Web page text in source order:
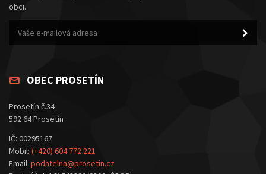
obci.
OBEC PROSETÍN
Prosetín č.34
592 64 Prosetín
IČ: 00295167
Mobil: (+420) 604 772 221
Email: podatelna@prosetin.cz